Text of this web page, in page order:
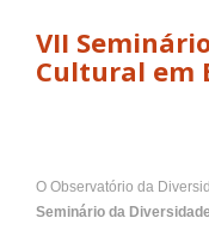
VII
O Observatório da
Seminário da